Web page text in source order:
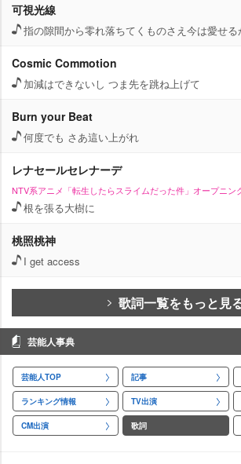
可視光線
指の隙間から零れ落ちてくものさえ今は愛せる
Cosmic Commotion
加減はできないし つま先を跳ね上げて
Burn your Beat
何度でも さあ這い上がれ
レナセールセレナーデ
NTV系アニメ「転生したらスライムだった件」オープニン
根を張る大樹に
桃照桃神
I get access
歌詞一覧をもっと見
芸能人事典
芸能人TOP 記事
ランキング情報 TV出演
CM出演 歌詞